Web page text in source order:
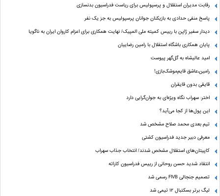
رقابت مدیران استقلال و پرسپولیس برای ریاست فدراسیون بدنسازی
پاسخ منفی حدادی به بازیکنان جوانان پرسپولیس به جز یک نفر
دیدار سفیر ژاپن با رییس کمیته ملی المپیک/ نهایت همکاری برای اعزام کاروان ایران به ناگویا
پایان همکاری باشگاه استقلال با رامین رضاییان
امید عالیشاه به گل‌گهر پیوست
رامین،عاشق قایم‌موشک‌بازی!
قایقی بدون قایقران
اختر: سهراب نگاه ویژه‌ای به جوان‌گرایی دارد
این پول‌ها از کجا می‌آید؟
تیم بعدی محمد صلاح مشخص شد
معرفی دبیر جدید فدراسیون کشتی
کاپیتان‌های استقلال مشخص شدند/ انتخاب جذاب سهراب
انتقاد شدید حسن روحانی از رییس فدراسیون کاراته
تصمیم جنجالی FIVB رسمی شد
لیگ برتر بسکتبال ۱۲ تیمی شد